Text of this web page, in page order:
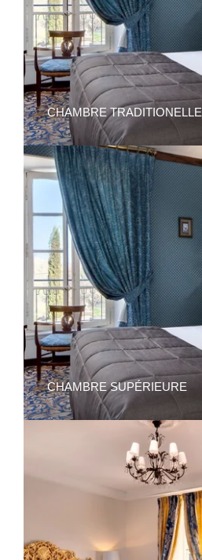
CHAMBRE TRADITIONELLE
CHAMBRE SUPÉRIEURE